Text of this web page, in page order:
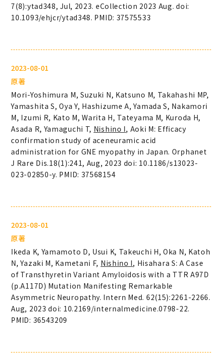
7(8):ytad348, Jul, 2023. eCollection 2023 Aug. doi:
10.1093/ehjcr/ytad348. PMID: 37575533
2023-08-01
原著
Mori-Yoshimura M, Suzuki N, Katsuno M, Takahashi MP,
Yamashita S, Oya Y, Hashizume A, Yamada S, Nakamori
M, Izumi R, Kato M, Warita H, Tateyama M, Kuroda H,
Asada R, Yamaguchi T, Nishino I, Aoki M: Efficacy
confirmation study of aceneuramic acid
administration for GNE myopathy in Japan. Orphanet
J Rare Dis.18(1):241, Aug, 2023 doi: 10.1186/s13023-
023-02850-y. PMID: 37568154
2023-08-01
原著
Ikeda K, Yamamoto D, Usui K, Takeuchi H, Oka N, Katoh
N, Yazaki M, Kametani F, Nishino I, Hisahara S: A Case
of Transthyretin Variant Amyloidosis with a TTR A97D
(p.A117D) Mutation Manifesting Remarkable
Asymmetric Neuropathy. Intern Med. 62(15):2261-2266.
Aug, 2023 doi: 10.2169/internalmedicine.0798-22.
PMID: 36543209